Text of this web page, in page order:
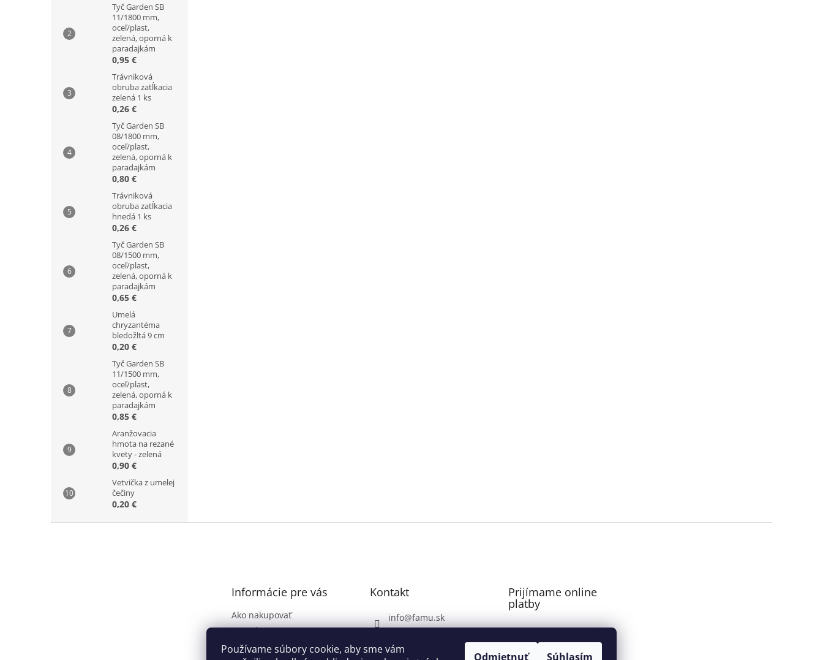
Používame súbory cookie, aby sme vám
Odmietnuť Súhlasím
Tyč Garden SB
11/1800 mm,
oceľ/plast,
zelená, oporná k
paradajkám
0,95 €
Trávniková
obruba zatĺkacia
zelená 1 ks
0,26 €
Tyč Garden SB
08/1800 mm,
oceľ/plast,
zelená, oporná k
paradajkám
0,80 €
Trávniková
obruba zatĺkacia
hnedá 1 ks
0,26 €
Tyč Garden SB
08/1500 mm,
oceľ/plast,
zelená, oporná k
paradajkám
0,65 €
Umelá
chryzantéma
bledožltá 9 cm
0,20 €
Tyč Garden SB
11/1500 mm,
oceľ/plast,
zelená, oporná k
paradajkám
0,85 €
Aranžovacia
hmota na rezané
kvety - zelená
0,90 €
Vetvička z umelej
čečiny
0,20 €
Informácie pre vás
Ako nakupovať
Kontakt
Dodanie tovaru
Kontakt
info@famu.sk
Voda, Plyn, Poklopy: do
Prijímame online
platby